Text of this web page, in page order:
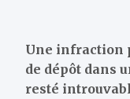
Une infraction
de dépôt dans
resté